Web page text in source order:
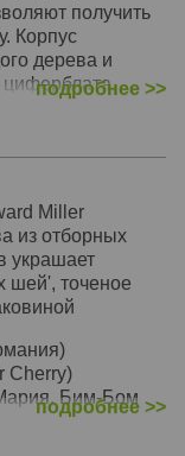
получить
Корпус
дерева и
циферблата
ножки
неровных полах
часов
где вы
для будущих
гирь
,Whittington
подробнее >>
Miller
из отборных
украшает
шей', точеное
Cherry)
Бим-Бом
подробнее >>